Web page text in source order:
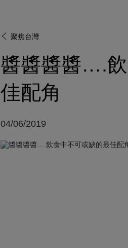
聚焦台灣
醬醬醬醬….
佳配角
04/06/2019